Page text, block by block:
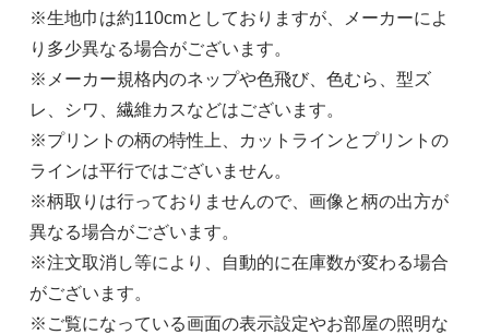
※生地巾は約110cmとしておりますが、メーカーによ
り多少異なる場合がございます。
※メーカー規格内のネップや色飛び、色むら、型ズ
レ、シワ、繊維カスなどはございます。
※プリントの柄の特性上、カットラインとプリントの
ラインは平行ではございません。
※柄取りは行っておりませんので、画像と柄の出方が
異なる場合がございます。
※注文取消し等により、自動的に在庫数が変わる場合
がございます。
※ご覧になっている画面の表示設定やお部屋の照明な